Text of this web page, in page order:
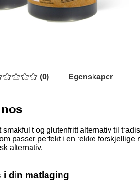
(0) Egenskaper
og glutenfritt alternativ til
passer perfekt i en rekke
alternativ.
i din matlaging